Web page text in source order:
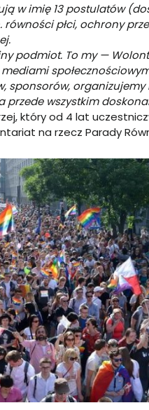
w imię 13 postulatów
równości płci, ochrony
podmiot. To my —
sponsorów,
wszystkim
który od 4 lat
na rzecz Parady